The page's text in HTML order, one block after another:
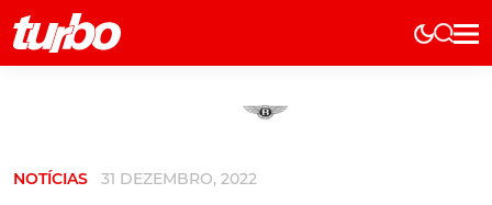
Elétricos
NOTÍCIAS 31 DEZEMBRO, 2022